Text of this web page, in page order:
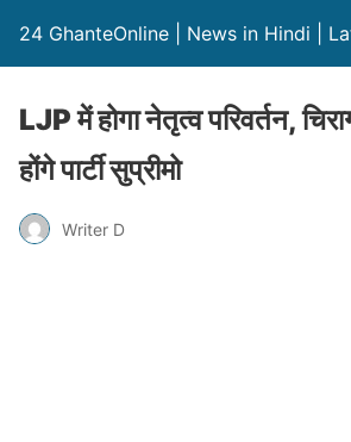
24 GhanteOnline | News in Hindi |
LJP में होगा नेतृत्व परिवर्तन,
होंगे पार्टी सुप्रीमो
Writer D